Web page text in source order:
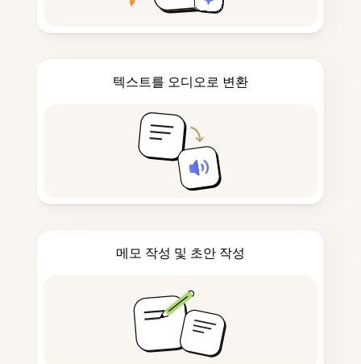
텍스트를 오디오로 변환
메모 작성 및 초안 작성